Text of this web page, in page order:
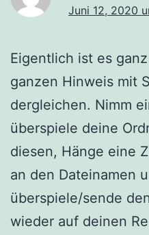
Juni 12, 2020
Eigentlich ist es
ganzen Hinweis mit
dergleichen. Nimm
überspiele deine
diesen, Hänge eine
an den Dateinamen
überspiele/sende
wieder auf deinen